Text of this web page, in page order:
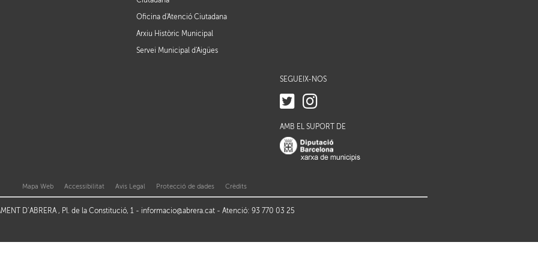
Oficina d'Atenció Ciutadana
Arxiu Històric Municipal
Servei Municipal d'Aigües
SEGUEIX-NOS
AMB EL SUPORT DE
Mapa Web Accessibilitat Avis Legal Protecció de dades Crèdits
D’ABRERA , Pl. de la Constitució, 1 - informacio@abrera.cat - Atenció: 93 770 03 25